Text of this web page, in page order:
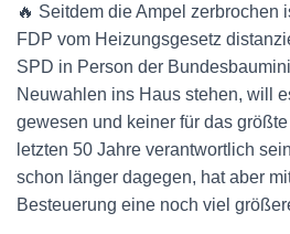
🔥 Seitdem die Ampel zerbrochen
FDP vom Heizungsgesetz
SPD in Person der
Neuwahlen ins Haus stehen, will
gewesen und keiner für das
letzten 50 Jahre verantwortlich
schon länger dagegen, hat aber
Besteuerung eine noch viel